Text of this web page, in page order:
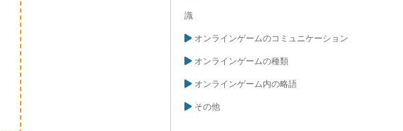
識
オンラインゲームのコミュニケーション
オンラインゲームの種類
オンラインゲーム内の略語
その他